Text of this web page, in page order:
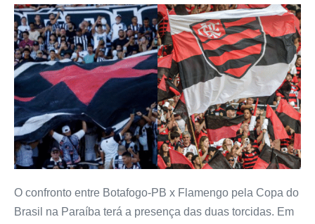
O confronto entre Botafogo-PB x Flamengo pela Copa do
Brasil na Paraíba terá a presença das duas torcidas. Em